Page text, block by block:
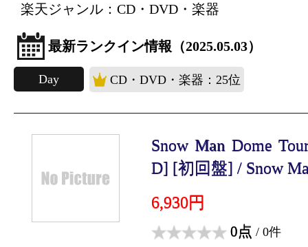
楽天ジャンル：CD・DVD・楽器
最新ランクイン情報（2025.05.03）
Day CD・DVD・楽器：25位
Snow Man Dome
D] [初回盤] / Snow
6,930円
0点 / 0件